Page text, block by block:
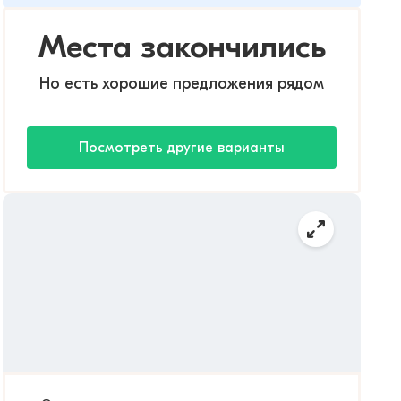
Места закончились
Но есть хорошие предложения рядом
Посмотреть другие варианты